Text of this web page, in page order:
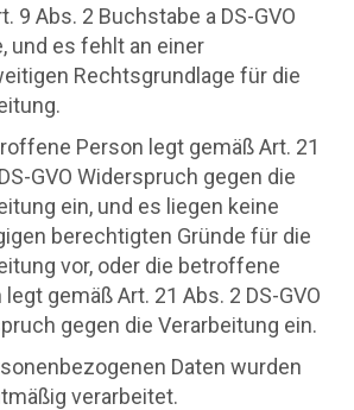
9 Abs. 2 Buchstabe a DS-GVO
und es fehlt an einer
Rechtsgrundlage für die
Person legt gemäß Art. 21
GVO Widerspruch gegen die
ein, und es liegen keine
berechtigten Gründe für die
vor, oder die betroffene
legt gemäß Art. 21 Abs. 2 DS-GVO
gegen die Verarbeitung ein.
Daten wurden
verarbeitet.